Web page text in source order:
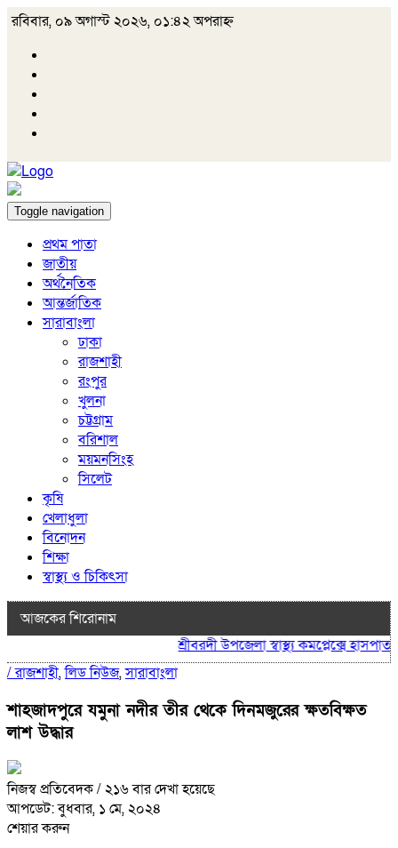
রবিবার, ০৯ অগাস্ট ২০২৬, ০১:৪২ অপরাহ্ন
Toggle navigation
প্রথম পাতা
জাতীয়
অর্থনৈতিক
আন্তর্জাতিক
সারাবাংলা
ঢাকা
রাজশাহী
রংপুর
খুলনা
চট্টগ্রাম
বরিশাল
ময়মনসিংহ
সিলেট
কৃষি
খেলাধুলা
বিনোদন
শিক্ষা
স্বাস্থ্য ও চিকিৎসা
আজকের শিরোনাম
শ্রীবরদী উপজেলা স্বাস্থ্য কমপ্লেক্সে
/রাজশাহী,লিড নিউজ,সারাবাংলা
শাহজাদপুরে যমুনা নদীর তীর থেকে দিনমজুরের ক্ষতবিক্ষত
লাশ উদ্ধার
নিজস্ব প্রতিবেদক/ ২১৬ বার দেখা হয়েছে
আপডেট: বুধবার, ১ মে, ২০২৪
শেয়ার করুন